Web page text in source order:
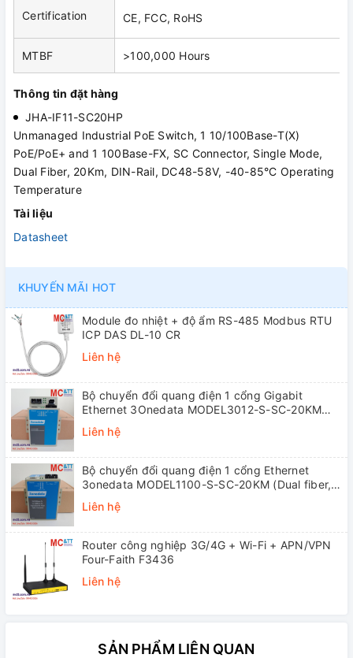
Certification CE, FCC, RoHS
MTBF >100,000 Hours
Thông tin đặt hàng
JHA-IF11-SC20HP
Unmanaged Industrial PoE Switch, 1 10/100Base-T(X)
PoE/PoE+ and 1 100Base-FX, SC Connector, Single Mode,
Dual Fiber, 20Km, DIN-Rail, DC48-58V, -40-85°C Operating
Temperature
Tài liệu
Datasheet
KHUYẾN MÃI HOT
Module đo nhiệt + độ ẩm RS-485 Modbus RTU
ICP DAS DL-10 CR
Liên hệ
Bộ chuyển đổi quang điện 1 cổng Gigabit
Ethernet 3Onedata MODEL3012-S-SC-20KM
Liên hệ
Bộ chuyển đổi quang điện 1 cổng Ethernet
3onedata MODEL1100-S-SC-20KM (Dual fiber,
Liên hệ
Router công nghiệp 3G/4G + Wi-Fi + APN/VPN
Four-Faith F3436
Liên hệ
SẢN PHẨM LIÊN QUAN